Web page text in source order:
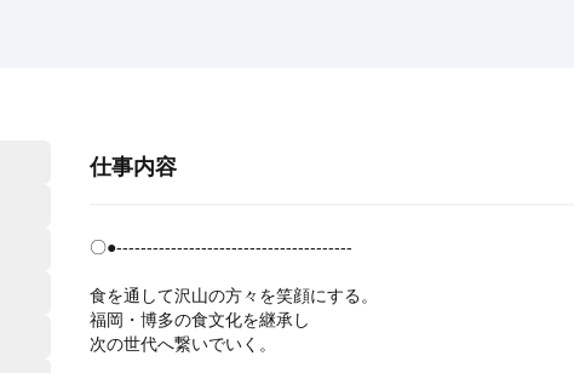
仕事内容
〇●---------------------------------------
食を通して沢山の方々を笑顔にする。
福岡・博多の食文化を継承し
次の世代へ繋いでいく。